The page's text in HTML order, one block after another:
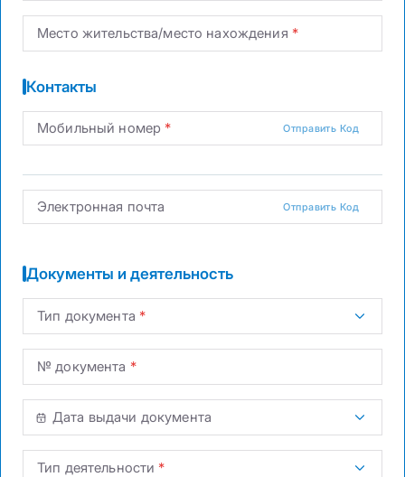
Место жительства/место нахождения
Контакты
Мобильный номер Отправить Код
Электронная почта Отправить Код
Документы и деятельность
Тип документа
№ документа
Дата выдачи документа
Тип деятельности